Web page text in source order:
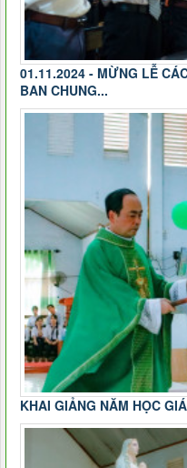
01.11.2024 - MỪNG LỄ
BAN CHUNG...
KHAI GIẢNG NĂM HỌC